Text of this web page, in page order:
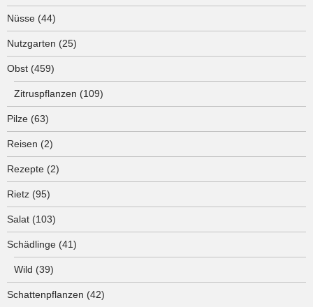
Nüsse (44)
Nutzgarten (25)
Obst (459)
Zitruspflanzen (109)
Pilze (63)
Reisen (2)
Rezepte (2)
Rietz (95)
Salat (103)
Schädlinge (41)
Wild (39)
Schattenpflanzen (42)